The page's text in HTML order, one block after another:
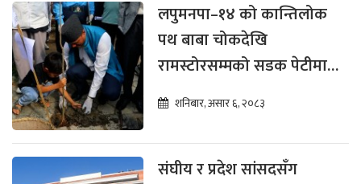
लपुमनपा–१४ को कान्तिलोक
पथ बाबा चोकदेखि
रामस्टोरसम्मको सडक पेटीमा
वृक्षारोपण
शनिबार, असार ६, २०८३
संघीय र प्रदेश सांसदसँग